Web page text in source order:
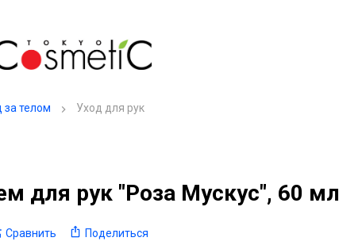
за телом Уход для рук
для рук "Роза Мускус", 60 мл
Сравнить Поделиться